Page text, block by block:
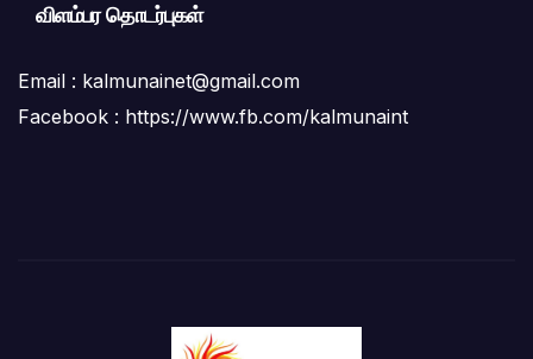
விளம்பர தொடர்புகள்
Email : kalmunainet@gmail.com
Facebook : https://www.fb.com/kalmunaint